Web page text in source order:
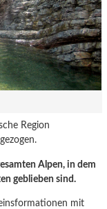
Region
Alpen, in dem
geblieben sind.
mit